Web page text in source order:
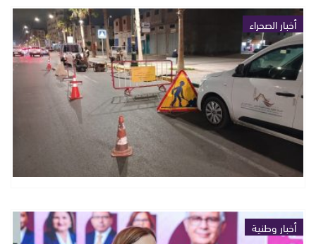
أخبار الصحراء
أخبار وطنية